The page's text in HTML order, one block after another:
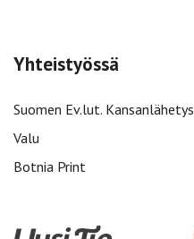
Yhteistyössä
Suomen Ev.lut. Kansanlähetys
Valu
Botnia Print